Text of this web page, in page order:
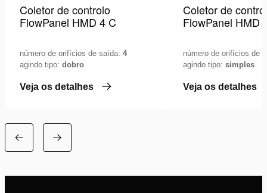
Coletor de controlo
FlowPanel HMD 4 C
número de orifícios de saída: 4
agindo tipo: dobro
Veja os detalhes
Coletor de
FlowPanel HMD
número de orifícios de
agindo tipo: simples
Veja os detalhes